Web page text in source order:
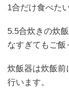
1合だけ食べた
5.5合炊きの炊
なすぎてもご飯
炊飯器は炊飯前
行います。